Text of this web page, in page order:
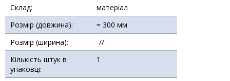
Склад:
матеріал
Розмір (довжина):
≈ 300 мм
Розмір (ширина):
-//-
Кількість штук в
упаковці:
1